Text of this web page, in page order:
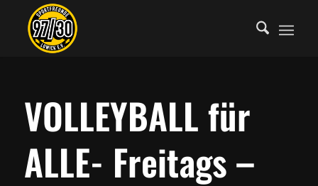
VOLLEYBALL für
ALLE- Freitags –